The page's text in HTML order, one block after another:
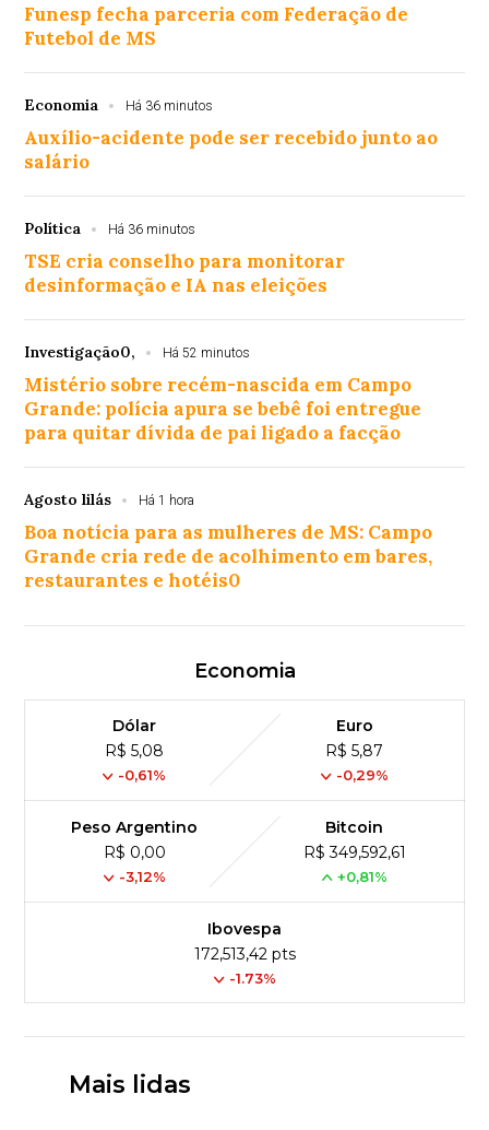
Funesp fecha parceria com Federação de
Futebol de MS
Economia Há 36 minutos
Auxílio-acidente pode ser recebido junto ao
salário
Política Há 36 minutos
TSE cria conselho para monitorar
desinformação e IA nas eleições
Investigação0, Há 52 minutos
Mistério sobre recém-nascida em Campo
Grande: polícia apura se bebê foi entregue
para quitar dívida de pai ligado a facção
Agosto lilás Há 1 hora
Boa notícia para as mulheres de MS: Campo
Grande cria rede de acolhimento em bares,
restaurantes e hotéis0
Economia
Dólar
R$ 5,08
-0,61%
Euro
R$ 5,87
-0,29%
Peso Argentino
R$ 0,00
-3,12%
Bitcoin
R$ 349,592,61
+0,81%
Ibovespa
172,513,42 pts
-1.73%
Mais lidas